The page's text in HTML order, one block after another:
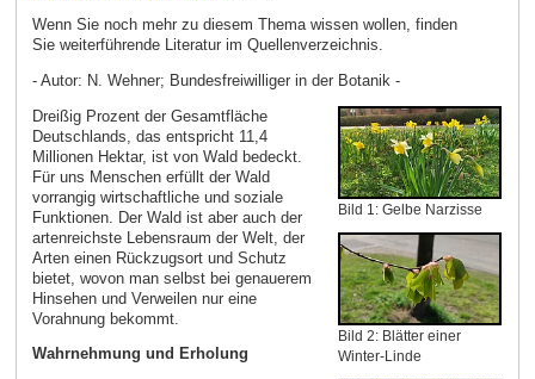
Wenn Sie noch mehr zu diesem Thema wissen wollen, finden
Sie weiterführende Literatur im Quellenverzeichnis.
- Autor: N. Wehner; Bundesfreiwilliger in der Botanik -
Bild 1: Gelbe Narzisse
Bild 2: Blätter einer
Winter-Linde
Dreißig Prozent der Gesamtfläche
Deutschlands, das entspricht 11,4
Millionen Hektar, ist von Wald bedeckt.
Für uns Menschen erfüllt der Wald
vorrangig wirtschaftliche und soziale
Funktionen. Der Wald ist aber auch der
artenreichste Lebensraum der Welt, der
Arten einen Rückzugsort und Schutz
bietet, wovon man selbst bei genauerem
Hinsehen und Verweilen nur eine
Vorahnung bekommt.
Wahrnehmung und Erholung